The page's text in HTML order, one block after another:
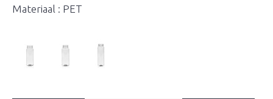
Materiaal : PET